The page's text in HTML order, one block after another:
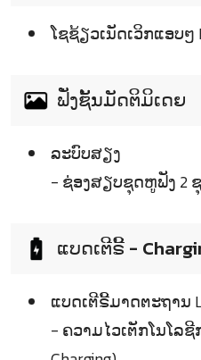
ໂຊຊ້ຽວເນັດເວິກແອບໆ
ຟັ່ງຊັ້ນມັດຕິມິເດຍ
ລະບົບສຽງ
- ຊ່ອງສຽບຊຸດຫູຟັງ 2
ແບດເຕີຣີ້ -
ແບດເຕີຣີ້ມາດຕະຖານ
- ຄວາມໄວເຕັກໂນໂລຊີ